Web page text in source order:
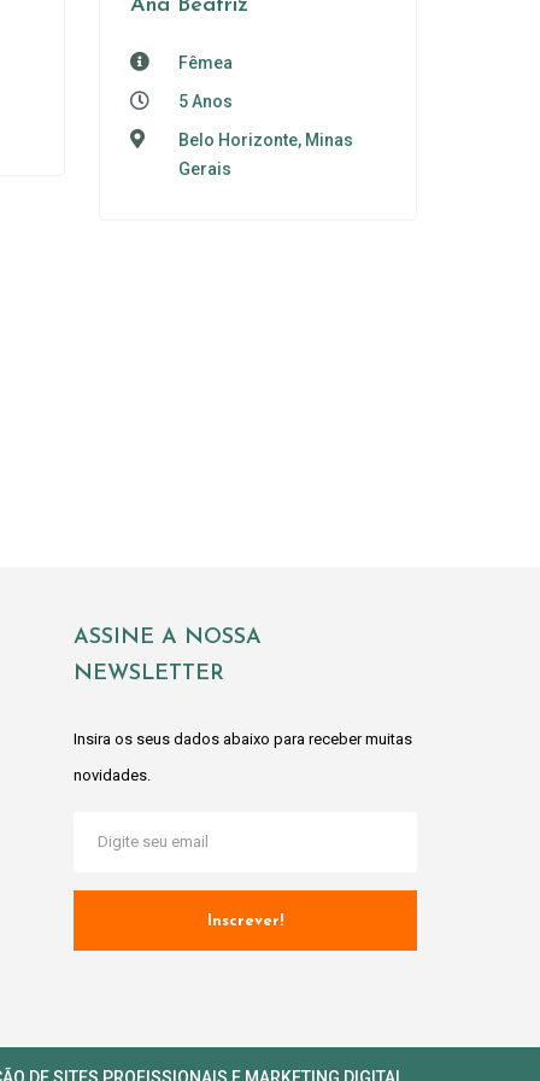
Ana Beatriz
Fêmea
5 Anos
Belo Horizonte, Minas
Gerais
ASSINE A NOSSA
NEWSLETTER
Insira os seus dados abaixo para receber muitas
novidades.
Inscrever!